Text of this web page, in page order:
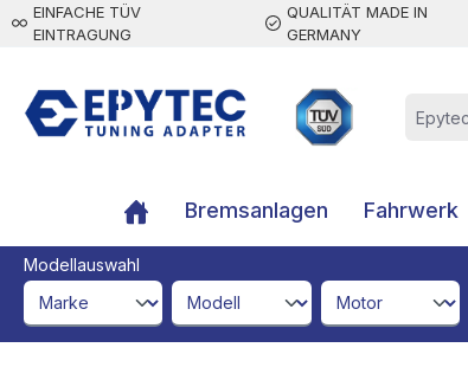
springen
EINFACHE TÜV
EINTRAGUNG
QUALITÄT MADE IN
GERMANY
Bremsanlagen Fahrwerk
Modellauswahl
brandId
modelId engineId